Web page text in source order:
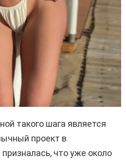
такого шага является
проект в
что уже около